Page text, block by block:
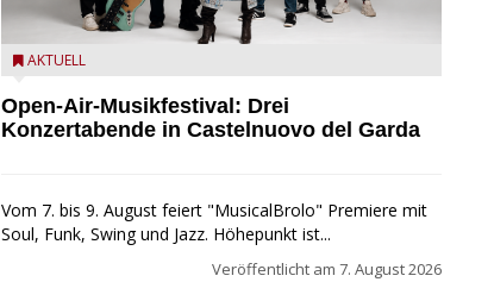
Castelnuovo del Garda: Die "Dirotta su Cuba" zu Gast
AKTUELL
Open-Air-Musikfestival: Drei
Konzertabende in Castelnuovo del Garda
Vom 7. bis 9. August feiert "MusicalBrolo" Premiere mit
Soul, Funk, Swing und Jazz. Höhepunkt ist...
Veröffentlicht am 7. August 2026